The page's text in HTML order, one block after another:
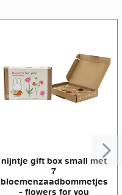
nijntje gift box small met
7
bloemenzaadbommetjes
- flowers for you